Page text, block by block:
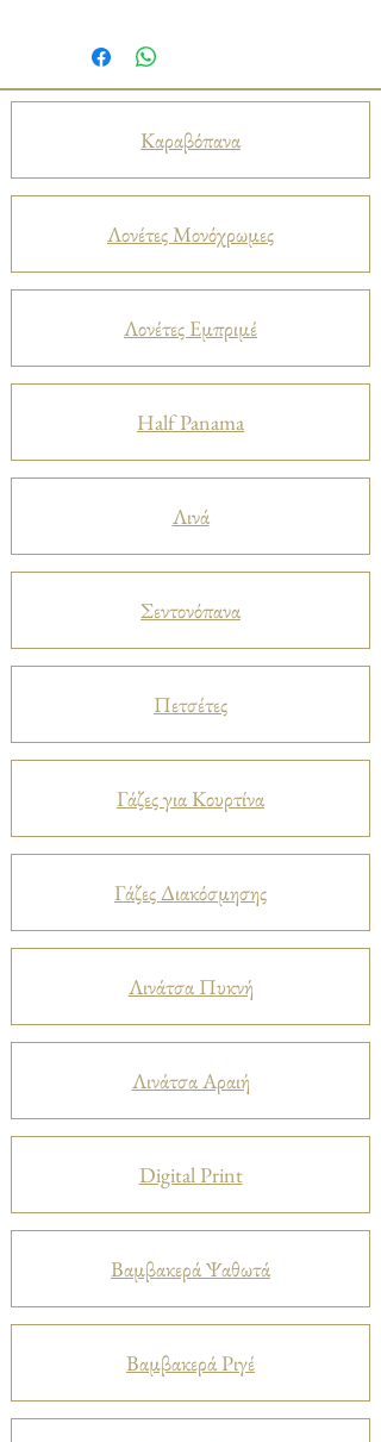
Καραβόπανα
Λονέτες Μονόχρωμες
Λονέτες Εμπριμέ
Half Panama
Λινά
Σεντονόπανα
Πετσέτες
Γάζες για Κουρτίνα
Γάζες Διακόσμησης
Λινάτσα Πυκνή
Λινάτσα Αραιή
Digital Print
Βαμβακερά Ψαθωτά
Βαμβακερά Ριγέ